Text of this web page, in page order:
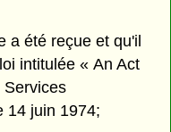
a été reçue et qu'il
intitulée « An Act
Services
14 juin 1974;